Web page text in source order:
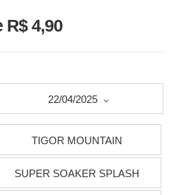
R$ 4,90
22/04/2025
TIGOR MOUNTAIN
SUPER SOAKER SPLASH